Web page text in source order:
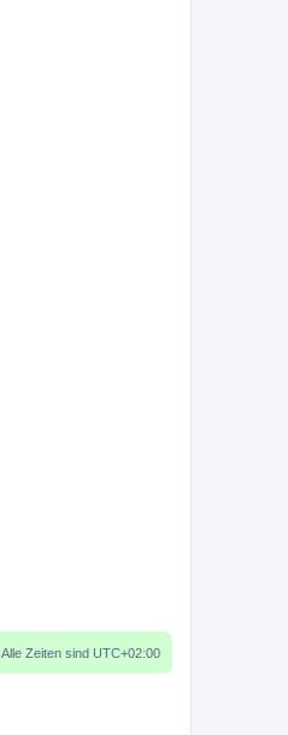
Alle Zeiten sind UTC+02:00